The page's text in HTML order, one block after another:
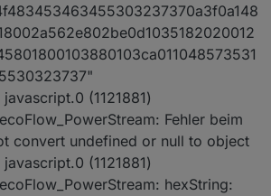
(1121881)
Fehler beim
convert undefined or null to object
(1121881)
hexString: